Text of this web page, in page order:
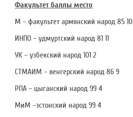
Факультет баллы место
М – факультет армянский народ 85 10
ИНПО – удмуртский народ 81 11
УК – узбекский народ 101 2
СТМАИМ – венгерский народ 86 9
РПА – цыганский народ 99 4
МиМ –эстонский народ 99 4